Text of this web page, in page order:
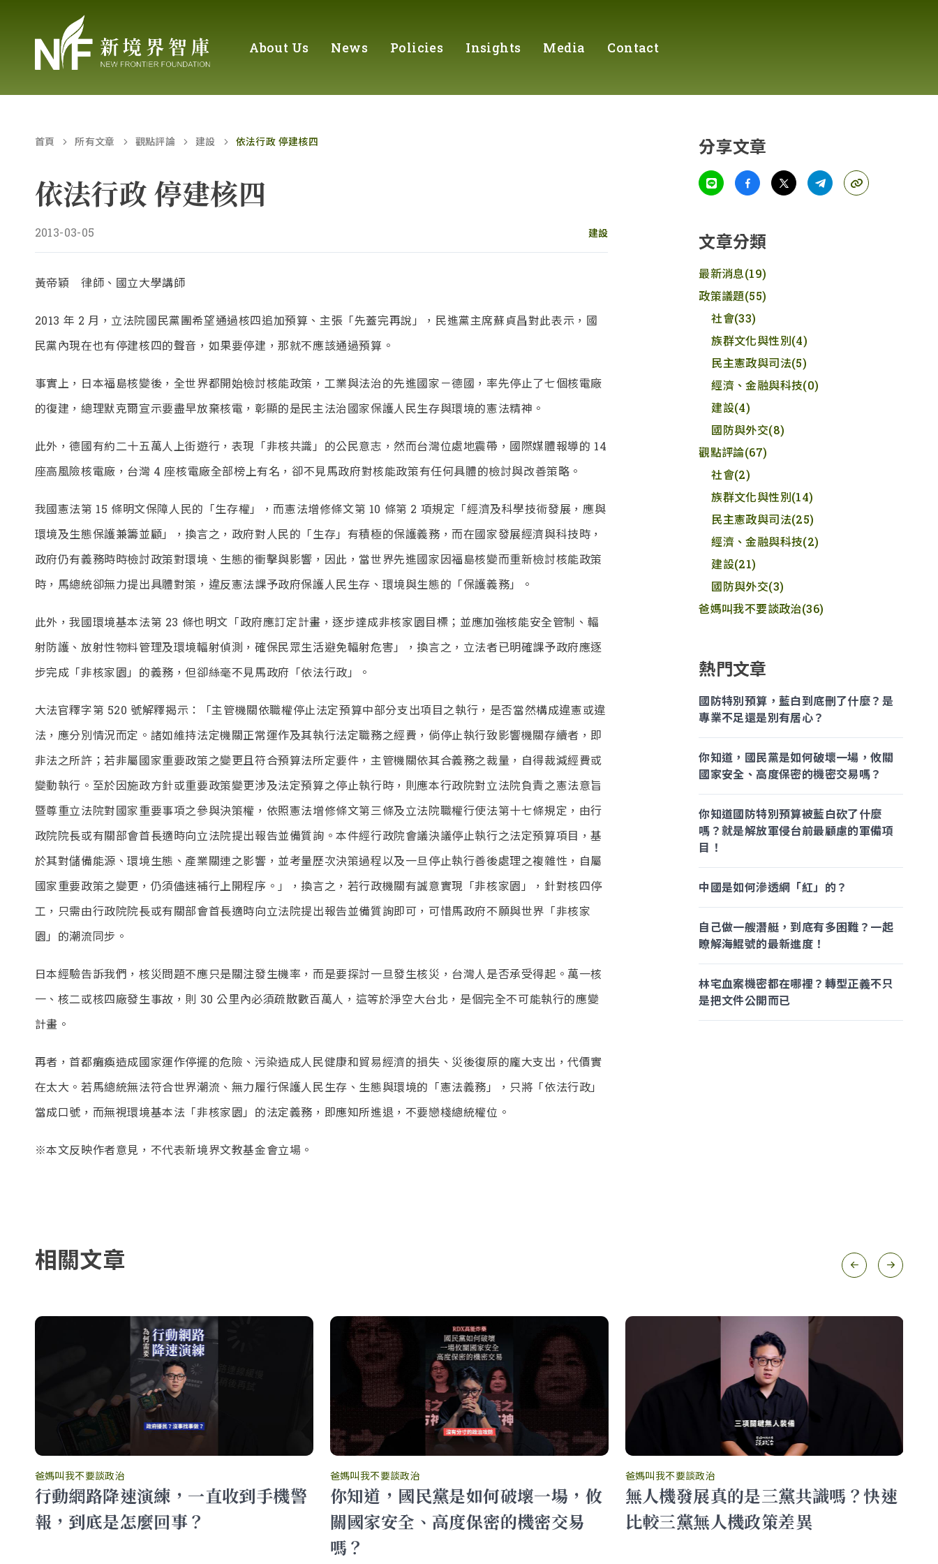
About Us News Policies Insights Media Contact
首頁 所有文章 觀點評論 建設 依法行政 停建核四
依法行政 停建核四
2013-03-05 建設
黃帝穎 律師、國立大學講師
2013 年 2 月，立法院國民黨團希望通過核四追加預算、主張「先蓋完再說」，民進黨主席蘇貞昌對此表示，國
民黨內現在也有停建核四的聲音，如果要停建，那就不應該通過預算。
事實上，日本福島核變後，全世界都開始檢討核能政策，工業與法治的先進國家－德國，率先停止了七個核電廠
的復建，總理默克爾宣示要盡早放棄核電，彰顯的是民主法治國家保護人民生存與環境的憲法精神。
此外，德國有約二十五萬人上街遊行，表現「非核共識」的公民意志，然而台灣位處地震帶，國際媒體報導的 14
座高風險核電廠，台灣 4 座核電廠全部榜上有名，卻不見馬政府對核能政策有任何具體的檢討與改善策略。
我國憲法第 15 條明文保障人民的「生存權」，而憲法增修條文第 10 條第 2 項規定「經濟及科學技術發展，應與
環境及生態保護兼籌並顧」，換言之，政府對人民的「生存」有積極的保護義務，而在國家發展經濟與科技時，
政府仍有義務時時檢討政策對環境、生態的衝擊與影響，因此，當世界先進國家因福島核變而重新檢討核能政策
時，馬總統卻無力提出具體對策，違反憲法課予政府保護人民生存、環境與生態的「保護義務」。
此外，我國環境基本法第 23 條也明文「政府應訂定計畫，逐步達成非核家園目標；並應加強核能安全管制、輻
射防護、放射性物料管理及環境輻射偵測，確保民眾生活避免輻射危害」，換言之，立法者已明確課予政府應逐
步完成「非核家園」的義務，但卻絲毫不見馬政府「依法行政」。
大法官釋字第 520 號解釋揭示：「主管機關依職權停止法定預算中部分支出項目之執行，是否當然構成違憲或違
法，應分別情況而定。諸如維持法定機關正常運作及其執行法定職務之經費，倘停止執行致影響機關存續者，即
非法之所許；若非屬國家重要政策之變更且符合預算法所定要件，主管機關依其合義務之裁量，自得裁減經費或
變動執行。至於因施政方針或重要政策變更涉及法定預算之停止執行時，則應本行政院對立法院負責之憲法意旨
暨尊重立法院對國家重要事項之參與決策權，依照憲法增修條文第三條及立法院職權行使法第十七條規定，由行
政院院長或有關部會首長適時向立法院提出報告並備質詢。本件經行政院會議決議停止執行之法定預算項目，基
於其對儲備能源、環境生態、產業關連之影響，並考量歷次決策過程以及一旦停止執行善後處理之複雜性，自屬
國家重要政策之變更，仍須儘速補行上開程序。」，換言之，若行政機關有誠意實現「非核家園」，針對核四停
工，只需由行政院院長或有關部會首長適時向立法院提出報告並備質詢即可，可惜馬政府不願與世界「非核家
園」的潮流同步。
日本經驗告訴我們，核災問題不應只是關注發生機率，而是要探討一旦發生核災，台灣人是否承受得起。萬一核
一、核二或核四廠發生事故，則 30 公里內必須疏散數百萬人，這等於淨空大台北，是個完全不可能執行的應變
計畫。
再者，首都癱瘓造成國家運作停擺的危險、污染造成人民健康和貿易經濟的損失、災後復原的龐大支出，代價實
在太大。若馬總統無法符合世界潮流、無力履行保護人民生存、生態與環境的「憲法義務」，只將「依法行政」
當成口號，而無視環境基本法「非核家園」的法定義務，即應知所進退，不要戀棧總統權位。
※本文反映作者意見，不代表新境界文教基金會立場。
分享文章
文章分類
最新消息(19)
政策議題(55)
社會(33)
族群文化與性別(4)
民主憲政與司法(5)
經濟、金融與科技(0)
建設(4)
國防與外交(8)
觀點評論(67)
社會(2)
族群文化與性別(14)
民主憲政與司法(25)
經濟、金融與科技(2)
建設(21)
國防與外交(3)
爸媽叫我不要談政治(36)
熱門文章
國防特別預算，藍白到底刪了什麼？是
專業不足還是別有居心？
你知道，國民黨是如何破壞一場，攸關
國家安全、高度保密的機密交易嗎？
你知道國防特別預算被藍白砍了什麼
嗎？就是解放軍侵台前最顧慮的軍備項
目！
中國是如何滲透網「紅」的？
自己做一艘潛艇，到底有多困難？一起
瞭解海鯤號的最新進度！
林宅血案機密都在哪裡？轉型正義不只
是把文件公開而已
相關文章
爸媽叫我不要談政治
行動網路降速演練，一直收到手機警
報，到底是怎麼回事？
爸媽叫我不要談政治
你知道，國民黨是如何破壞一場，攸
關國家安全、高度保密的機密交易
嗎？
爸媽叫我不要談政治
無人機發展真的是三黨共識嗎？快速
比較三黨無人機政策差異